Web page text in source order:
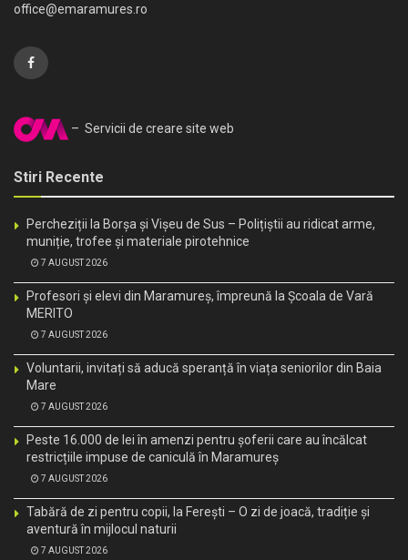
office@emaramures.ro
– Servicii de creare site web
Stiri Recente
Percheziții la Borșa și Vișeu de Sus – Polițiștii au ridicat arme,
muniție, trofee și materiale pirotehnice
7 AUGUST 2026
Profesori și elevi din Maramureș, împreună la Școala de Vară
MERITO
7 AUGUST 2026
Voluntarii, invitați să aducă speranță în viața seniorilor din Baia
Mare
7 AUGUST 2026
Peste 16.000 de lei în amenzi pentru șoferii care au încălcat
restricțiile impuse de caniculă în Maramureș
7 AUGUST 2026
Tabără de zi pentru copii, la Ferești – O zi de joacă, tradiție și
aventură în mijlocul naturii
7 AUGUST 2026